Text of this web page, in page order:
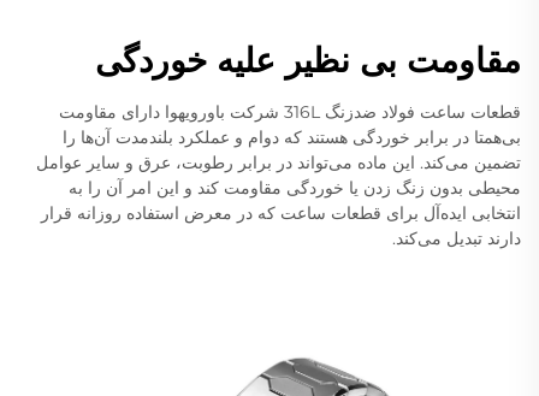
مقاومت بی نظیر علیه خوردگی
قطعات ساعت فولاد ضدزنگ 316L شرکت باورویهوا دارای مقاومت
بی‌همتا در برابر خوردگی هستند که دوام و عملکرد بلندمدت آن‌ها را
تضمین می‌کند. این ماده می‌تواند در برابر رطوبت، عرق و سایر عوامل
محیطی بدون زنگ زدن یا خوردگی مقاومت کند و این امر آن را به
انتخابی ایده‌آل برای قطعات ساعت که در معرض استفاده روزانه قرار
دارند تبدیل می‌کند.